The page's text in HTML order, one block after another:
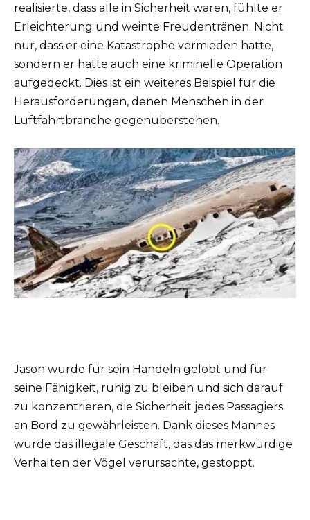
realisierte, dass alle in Sicherheit waren, fühlte er
Erleichterung und weinte Freudentränen. Nicht
nur, dass er eine Katastrophe vermieden hatte,
sondern er hatte auch eine kriminelle Operation
aufgedeckt. Dies ist ein weiteres Beispiel für die
Herausforderungen, denen Menschen in der
Luftfahrtbranche gegenüberstehen.
Jason wurde für sein Handeln gelobt und für
seine Fähigkeit, ruhig zu bleiben und sich darauf
zu konzentrieren, die Sicherheit jedes Passagiers
an Bord zu gewährleisten. Dank dieses Mannes
wurde das illegale Geschäft, das das merkwürdige
Verhalten der Vögel verursachte, gestoppt.